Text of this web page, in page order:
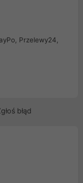
Przelewy24,
błąd